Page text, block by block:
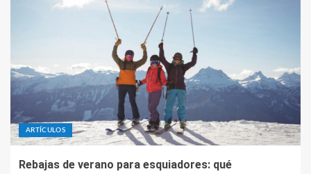
ARTÍCULOS
Rebajas de verano para esquiadores: qué